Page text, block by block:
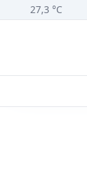
27,3 °C